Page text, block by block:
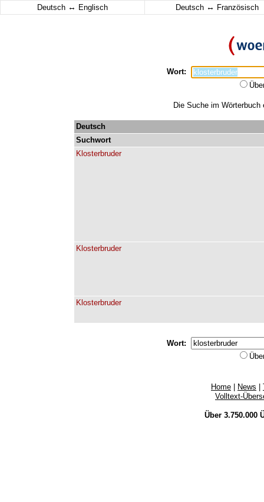
Deutsch ↔ Englisch Deutsch ↔ Französisch
Wort:
Die Suche im
Deutsch
Suchwort
Klosterbruder
Klosterbruder
Klosterbruder
Wort:
Home News
Volltext-
Über 3.750.000